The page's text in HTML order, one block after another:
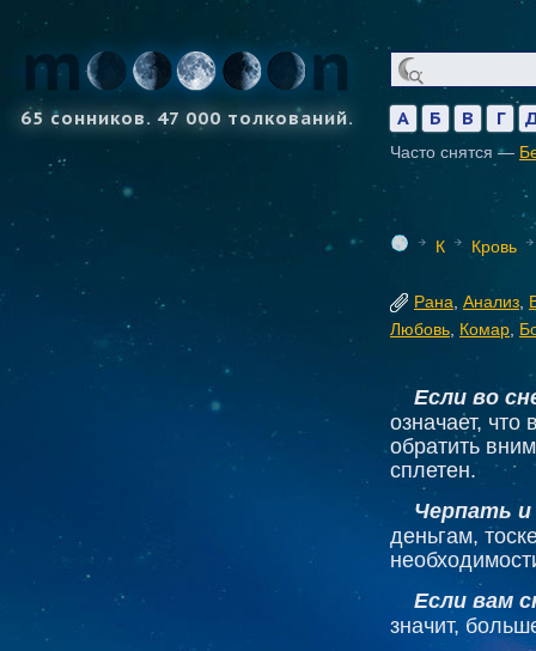
65 сонников. 47 000 толкований. А Б В Г
Часто снятся —
К Кровь
Рана Анализ
Любовь Комар
Если во
означает,
обратить
сплетен.
Черпать и
деньгам,
Если вам
значит,